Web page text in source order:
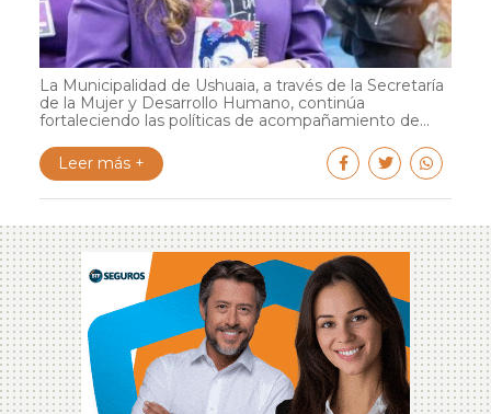
La Municipalidad de Ushuaia, a través de la Secretaría
de la Mujer y Desarrollo Humano, continúa
fortaleciendo las políticas de acompañamiento de...
Leer más +